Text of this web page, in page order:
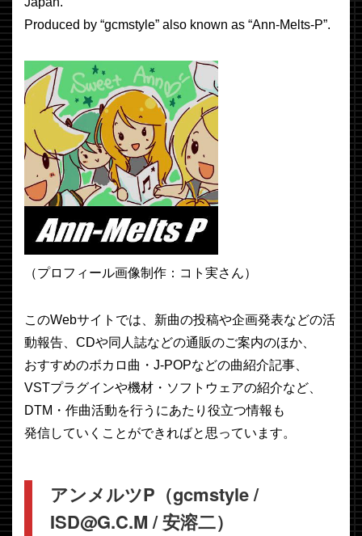
Produced by “gcmstyle” also known as “Ann-Melts-P”.
（プロフィール画像制作：コト実さん）
このWebサイトでは、新曲の投稿や企画発表などの活
動報告、CDや同人誌などの通販のご案内のほか、
おすすめのボカロ曲・J-POPなどの曲紹介記事、
VSTプラグインや機材・ソフトウェアの紹介など、
DTM・作曲活動を行うにあたり役立つ情報も
発信していくことができればと思っています。
アンメルツP（gcmstyle /
ISD@G.C.M / 安溶二）